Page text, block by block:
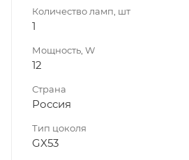
Количество ламп, шт
1
Мощность, W
12
Страна
Россия
Тип цоколя
GX53